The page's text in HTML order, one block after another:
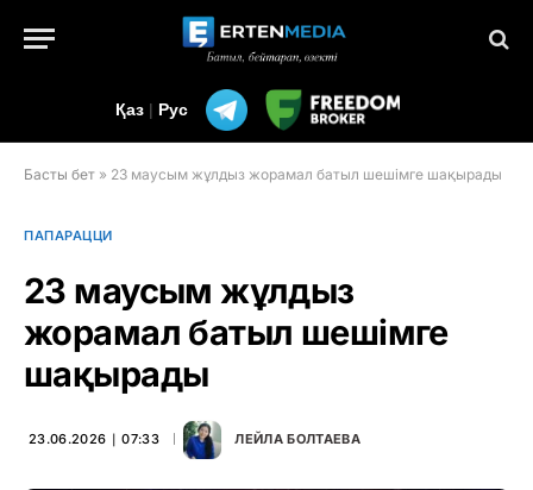
Қаз | Рус
Басты бет » 23 маусым жұлдыз жорамал батыл шешімге шақырады
ПАПАРАЦЦИ
23 маусым жұлдыз
жорамал батыл шешімге
шақырады
23.06.2026 ∣ 07:33 ЛЕЙЛА БОЛТАЕВА